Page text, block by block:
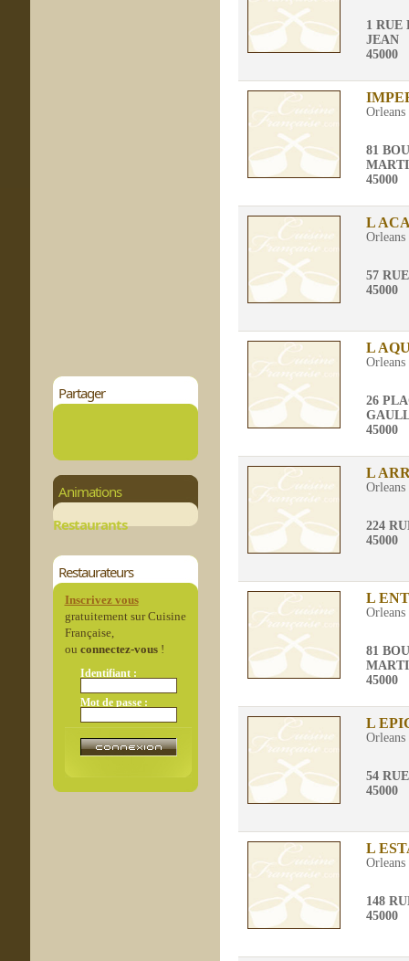
Partager
Animations
Restaurants
Restaurateurs
Inscrivez vous
gratuitement sur Cuisine
Française,
ou connectez-vous!
Identifiant :
Mot de passe :
1 RUE
JEAN
45000
Orleans
81
45000
L
Orleans
57
45000
L
Orleans
26
45000
L
Orleans
224
45000
L
Orleans
81
45000
L
Orleans
54
45000
L
Orleans
148
45000